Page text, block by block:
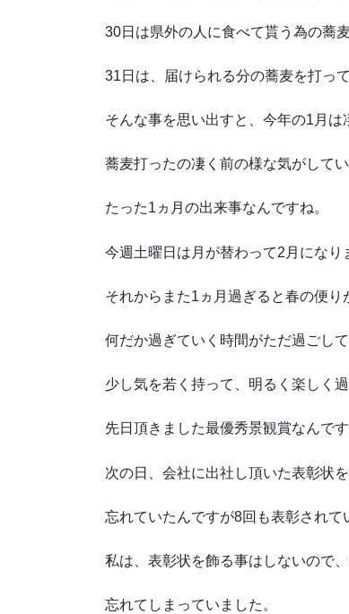
30日は県外の人に食べて貰う為の蕎
31日は、届けられる分の蕎麦を打っ
そんな事を思い出すと、今年の1月は
蕎麦打ったの凄く前の様な気がしてい
たった1ヵ月の出来事なんですね。
今週土曜日は月が替わって2月になり
それからまた1ヵ月過ぎると春の便り
何だか過ぎていく時間がただ過ごし
少し気を若く持って、明るく楽しく
先日頂きました最優秀景観賞なんで
次の日、会社に出社し頂いた表彰状
忘れていたんですが8回も表彰されて
私は、表彰状を飾る事はしないので
忘れてしまっていました。